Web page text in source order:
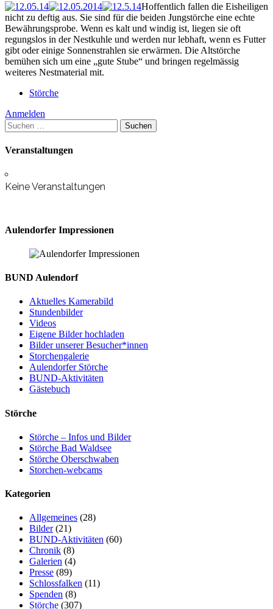
„Eisheiligen“
gilt
es
zu
überstehen
Hoffentlich fallen die Eisheiligen
nicht zu deftig aus. Sie sind für die beiden Jungstörche eine echte
Bewährungsprobe. Wenn es kalt und windig ist, liegen sie oft
regungslos in der Nestkuhle und werden nur lebhaft, wenn es Futter
gibt oder einige Sonnenstrahlen sie erwärmen. Die Altstörche
bemühen sich um eine „gute Stube“ und bringen regelmässig
weiteres Nestmaterial mit.
Störche
Anmelden
Suchen
nach:
Veranstaltungen
Keine Veranstaltungen
Aulendorfer Impressionen
BUND Aulendorf
Aktuelles Kamerabild
Stundenbilder
Videos
Eigene Bilder hochladen
Bilder unserer Besucher*innen
Storchengalerie
Aulendorfer Störche
BUND-Aktivitäten
Gästebuch
Störche
Störche – Infos und Bilder
Störche Bad Waldsee
Störche Oberschwaben
Storchen-webcams
Kategorien
Allgemeines (28)
Bilder(21)
BUND-Aktivitäten (60)
Chronik (8)
Galerien (4)
Presse (89)
Schlossfalken (11)
Spenden (8)
Störche (307)